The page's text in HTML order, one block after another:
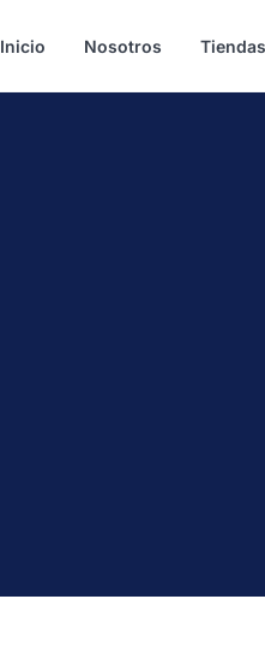
Inicio Nosotros Tiendas